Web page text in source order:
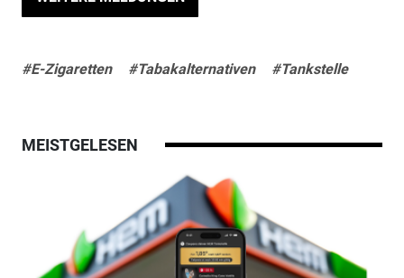
#E-Zigaretten #Tabakalternativen #Tankstelle
MEISTGELESEN